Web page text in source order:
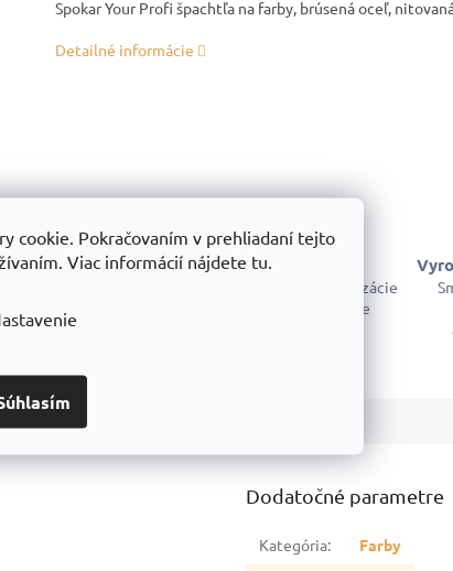
cookie. Pokračovaním v prehliadaní tejto
Viac informácií nájdete tu.
Spokar Your Profi špachtľa na farby, brúsená oceľ,
Detailné informácie
montáž a servis Všetko skladom
Všetok tovar okrem kompletizácie
máme skladom a okamžite
Dodatočné parametre
Kategória:
Farby